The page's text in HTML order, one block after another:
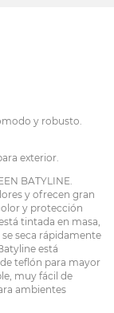
y robusto.
exterior.
BATYLINE.
y ofrecen gran
y protección
tintada en masa,
seca rápidamente
está
teflón para mayor
muy fácil de
ambientes